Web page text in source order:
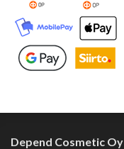
Depend Cosmetic Oy